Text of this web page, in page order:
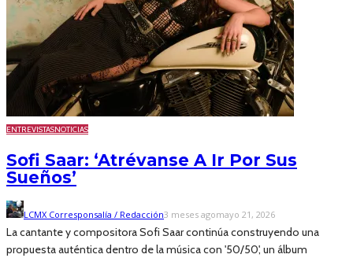
ENTREVISTASNOTICIAS
Sofi Saar: ‘Atrévanse A Ir Por Sus
Sueños’
LCMX Corresponsalía / Redacción3 meses agomayo 21, 2026
La cantante y compositora Sofi Saar continúa construyendo una
propuesta auténtica dentro de la música con '50/50', un álbum